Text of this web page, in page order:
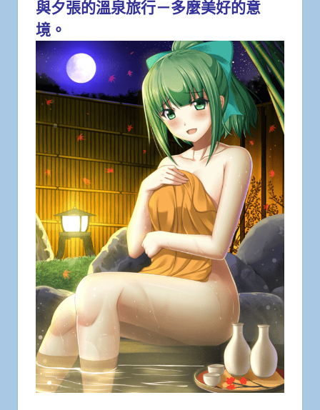
與夕張的溫泉旅行－多麼美好的意
境。